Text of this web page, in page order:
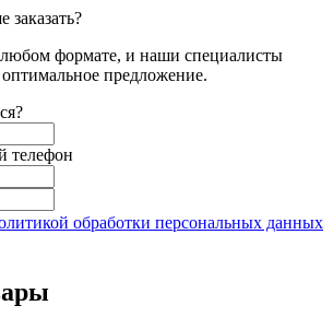
заказать?
любом формате, и наши специалисты
предложение.
телефон
обработки персональных данных